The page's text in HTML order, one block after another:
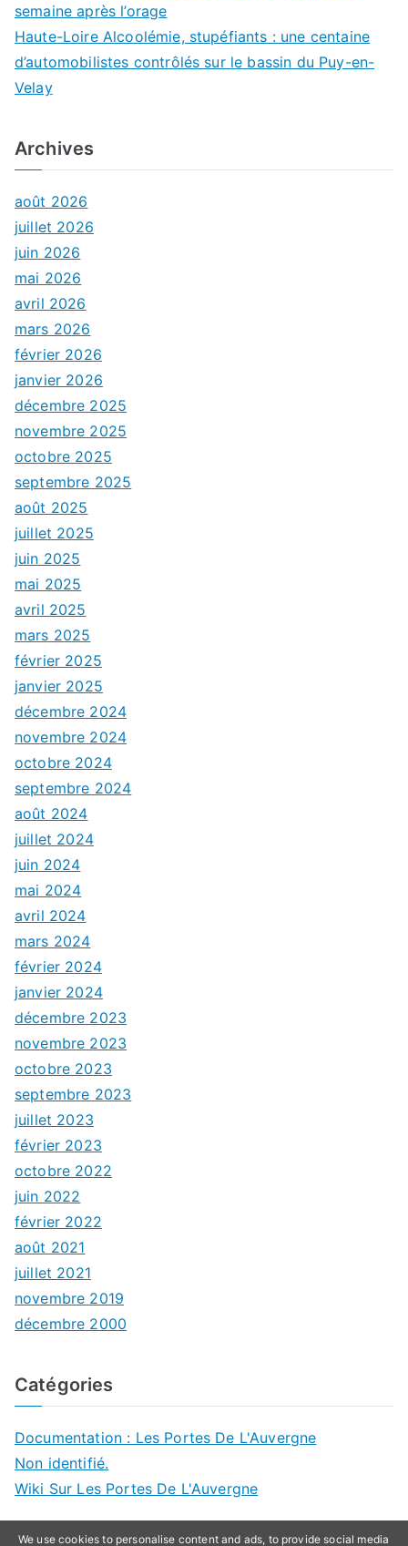
semaine après l’orage
Haute-Loire Alcoolémie, stupéfiants : une centaine
d’automobilistes contrôlés sur le bassin du Puy-en-
Velay
Archives
août 2026
juillet 2026
juin 2026
mai 2026
avril 2026
mars 2026
février 2026
janvier 2026
décembre 2025
novembre 2025
octobre 2025
septembre 2025
août 2025
juillet 2025
juin 2025
mai 2025
avril 2025
mars 2025
février 2025
janvier 2025
décembre 2024
novembre 2024
octobre 2024
septembre 2024
août 2024
juillet 2024
juin 2024
mai 2024
avril 2024
mars 2024
février 2024
janvier 2024
décembre 2023
novembre 2023
octobre 2023
septembre 2023
juillet 2023
février 2023
octobre 2022
juin 2022
février 2022
août 2021
juillet 2021
novembre 2019
décembre 2000
Catégories
Documentation : Les Portes De L'Auvergne
Non identifié.
Wiki Sur Les Portes De L'Auvergne
We use cookies to personalise content and ads, to provide social media